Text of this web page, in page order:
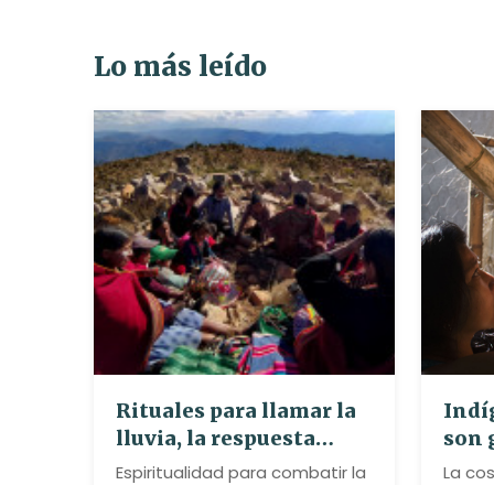
Lo más leído
Rituales para llamar la
lluvia, la respuesta
espiritual de los
Espiritualidad para combatir la
son
La